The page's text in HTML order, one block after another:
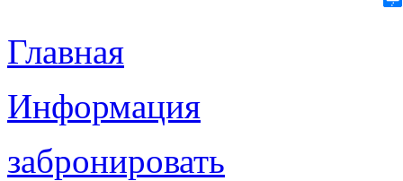
Главная
Информация
забронировать